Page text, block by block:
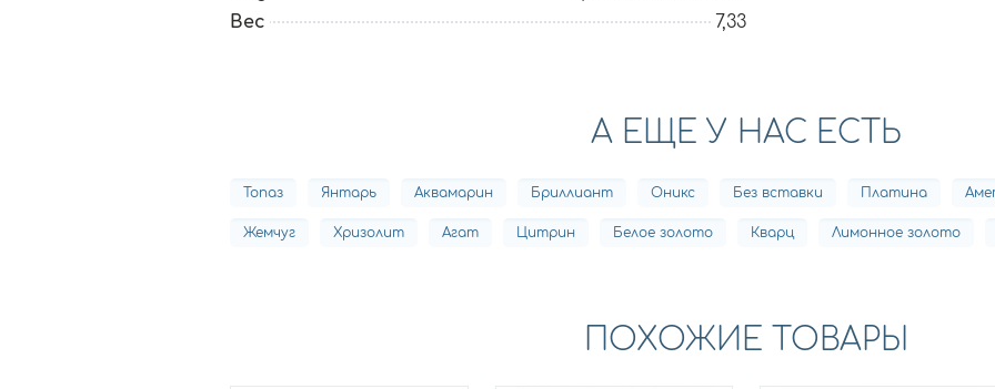
Вес
7,33
А ЕЩЕ У НАС ЕСТЬ
Топаз Янтарь Аквамарин Бриллиант Оникс Без вставки Платина
Жемчуг Хризолит Агат Цитрин Белое золото Кварц Лимонное золото
ПОХОЖИЕ ТОВАРЫ